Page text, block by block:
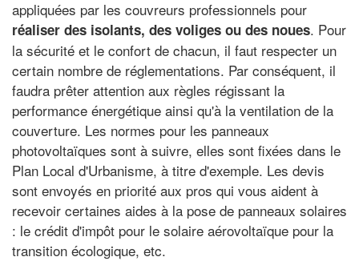
appliquées par les couvreurs professionnels pour
réaliser des isolants, des voliges ou des noues. Pour
la sécurité et le confort de chacun, il faut respecter un
certain nombre de réglementations. Par conséquent, il
faudra prêter attention aux règles régissant la
performance énergétique ainsi qu'à la ventilation de la
couverture. Les normes pour les panneaux
photovoltaïques sont à suivre, elles sont fixées dans le
Plan Local d'Urbanisme, à titre d'exemple. Les devis
sont envoyés en priorité aux pros qui vous aident à
recevoir certaines aides à la pose de panneaux solaires
: le crédit d'impôt pour le solaire aérovoltaïque pour la
transition écologique, etc.